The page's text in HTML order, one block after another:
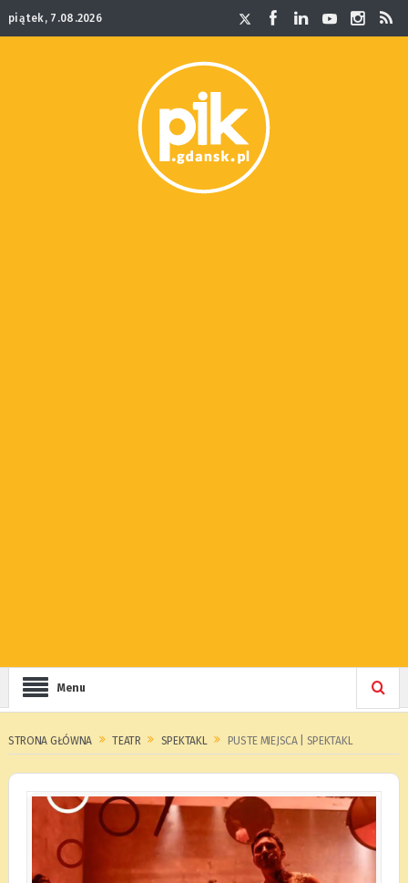
piątek, 7.08.2026
Menu
STRONA GŁÓWNA TEATR SPEKTAKL PUSTE MIEJSCA | SPEKTAKL